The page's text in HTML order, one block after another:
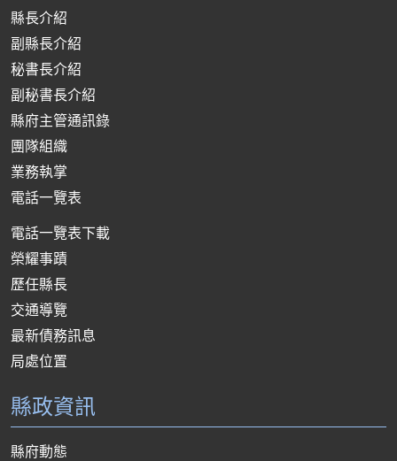
縣長介紹
副縣長介紹
秘書長介紹
副秘書長介紹
縣府主管通訊錄
團隊組織
業務執掌
電話一覽表
電話一覽表下載
榮耀事蹟
歷任縣長
交通導覽
最新債務訊息
局處位置
縣政資訊
縣府動態